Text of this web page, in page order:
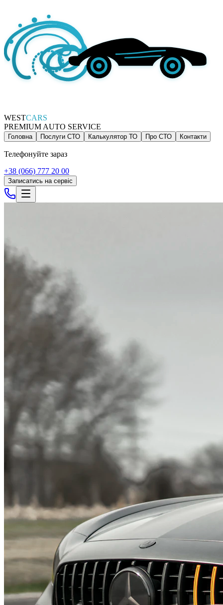
WESTCARS
PREMIUM AUTO SERVICE
Головна Послуги СТО Калькулятор ТО Про СТО Контакти
Телефонуйте зараз
+38 (066) 777 20 00
Записатись на сервіс